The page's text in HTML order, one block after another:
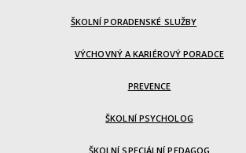
ŠKOLNÍ PORADENSKÉ SLUŽBY
VÝCHOVNÝ A KARIÉROVÝ PORADCE
PREVENCE
ŠKOLNÍ PSYCHOLOG
ŠKOLNÍ SPECIÁLNÍ PEDAGOG